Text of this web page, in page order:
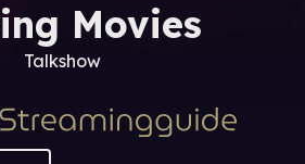
Movies
Talkshow